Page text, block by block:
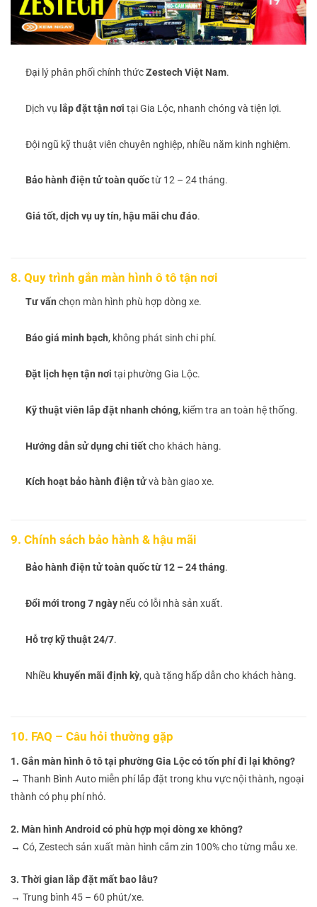
Đại lý phân phối chính thứcZestech Việt Nam.
Dịch vụ lắp đặt tận nơi tại Gia Lộc, nhanh chóng và tiện lợi.
Đội ngũ kỹ thuật viên chuyên nghiệp, nhiều năm kinh nghiệm.
Bảo hành điện tử toàn quốctừ 12 – 24 tháng.
Giá tốt, dịch vụ uy tín, hậu mãi chu đáo.
8. Quy trình gắn màn hình ô tô tận nơi
Tư vấn chọn màn hình phù hợp dòng xe.
Báo giá minh bạch, không phát sinh chi phí.
Đặt lịch hẹn tận nơi tại phường Gia Lộc.
Kỹ thuật viên lắp đặt nhanh chóng, kiểm tra an toàn hệ thống.
Hướng dẫn sử dụng chi tiếtcho khách hàng.
Kích hoạt bảo hành điện tửvà bàn giao xe.
9. Chính sách bảo hành & hậu mãi
Bảo hành điện tử toàn quốc từ 12 – 24 tháng.
Đổi mới trong 7 ngàynếu có lỗi nhà sản xuất.
Hỗ trợ kỹ thuật 24/7.
Nhiều khuyến mãi định kỳ, quà tặng hấp dẫn cho khách hàng.
10. FAQ – Câu hỏi thường gặp
1. Gắn màn hình ô tô tại phường Gia Lộc có tốn phí đi lại không?
→ Thanh Bình Auto miễn phí lắp đặt trong khu vực nội thành, ngoại
thành có phụ phí nhỏ.
2. Màn hình Android có phù hợp mọi dòng xe không?
→ Có, Zestech sản xuất màn hình cắm zin 100% cho từng mẫu xe.
3. Thời gian lắp đặt mất bao lâu?
→ Trung bình 45 – 60 phút/xe.